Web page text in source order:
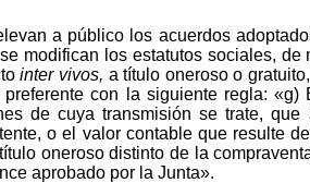
a público los acuerdos
modifican los estatutos sociales, de
inter vivos, a título oneroso o
con la siguiente regla: «g)
de cuya transmisión se trate,
o el valor contable que resulte
oneroso distinto de la
aprobado por la Junta».